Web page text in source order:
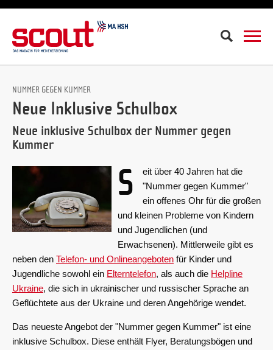
Suche
NUMMER GEGEN KUMMER
Neue Inklusive Schulbox
Neue inklusive Schulbox der Nummer gegen
Kummer
S
eit über 40 Jahren hat die
"Nummer gegen Kummer"
ein offenes Ohr für die großen
und kleinen Probleme von Kindern
und Jugendlichen (und
Erwachsenen). Mittlerweile gibt es
neben den Telefon- und Onlineangeboten für Kinder und
Jugendliche sowohl ein Elterntelefon, als auch die Helpline
Ukraine, die sich in ukrainischer und russischer Sprache an
Geflüchtete aus der Ukraine und deren Angehörige wendet.
Das neueste Angebot der "Nummer gegen Kummer" ist eine
inklusive Schulbox. Diese enthält Flyer, Beratungsbögen und